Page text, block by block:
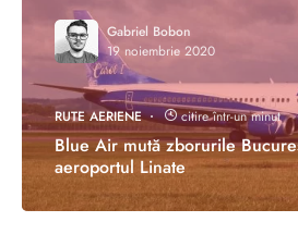
Gabriel Bobon
19 noiembrie 2020
RUTE AERIENE citire într-un minut
Blue Air mută zborurile
aeroportul Linate